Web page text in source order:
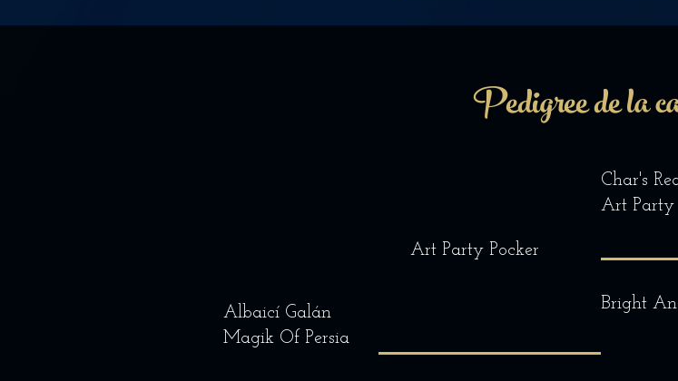
Pedigree de la
Char's
Art Party
Art Party Pocker
Albaicí Galán
Magik Of Persia
Bright